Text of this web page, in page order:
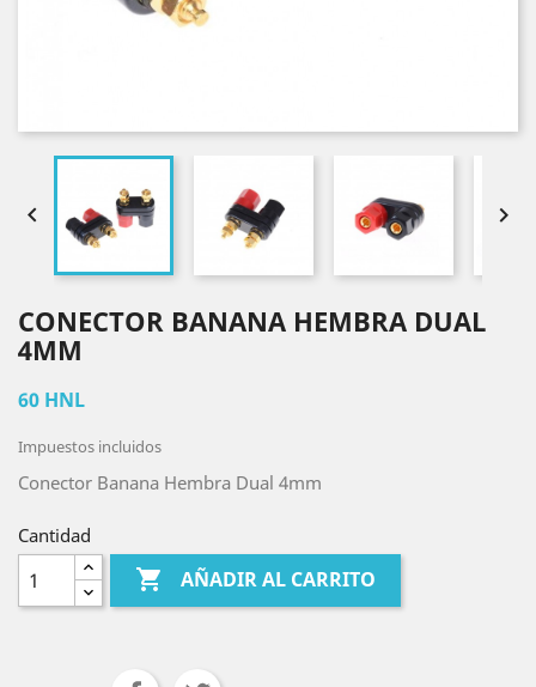
 
CONECTOR BANANA HEMBRA DUAL
4MM
60 HNL
Impuestos incluidos
Conector Banana Hembra Dual 4mm
Cantidad
 AÑADIR AL CARRITO